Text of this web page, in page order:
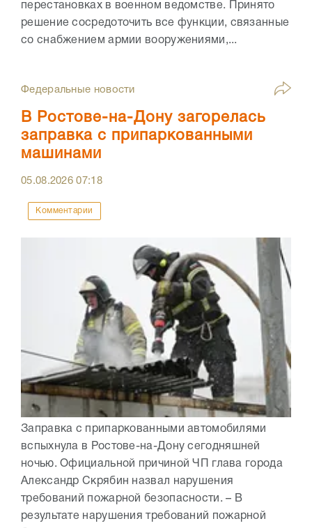
перестановках в военном ведомстве. Принято
решение сосредоточить все функции, связанные
со снабжением армии вооружениями,...
Федеральные новости
В Ростове-на-Дону загорелась
заправка с припаркованными
машинами
05.08.202607:18
Комментарии
Заправка с припаркованными автомобилями
вспыхнула в Ростове-на-Дону сегодняшней
ночью. Официальной причиной ЧП глава города
Александр Скрябин назвал нарушения
требований пожарной безопасности. – В
результате нарушения требований пожарной